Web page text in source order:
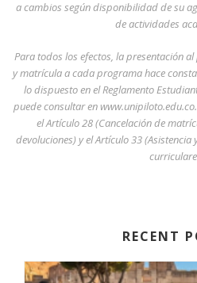
a cambios según disponibilidad de su
de actividades
Para todos los efectos, la presentación
y matrícula a cada programa hace
lo dispuesto en el Reglamento
puede consultar enwww.unipiloto.edu.co
el Artículo 28 (Cancelación de
devoluciones) y el Artículo 33
RECENT